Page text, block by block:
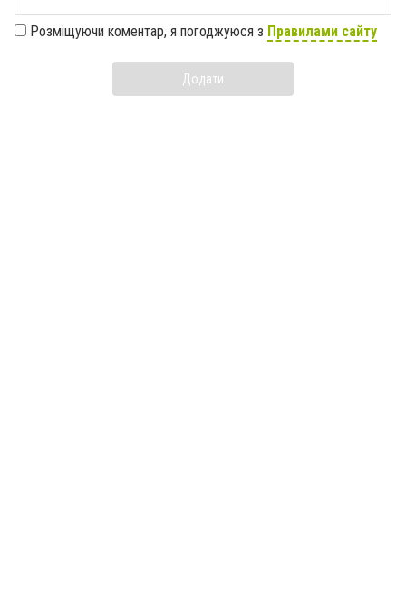
Розміщуючи коментар, я погоджуюся з Правилами сайту
Додати